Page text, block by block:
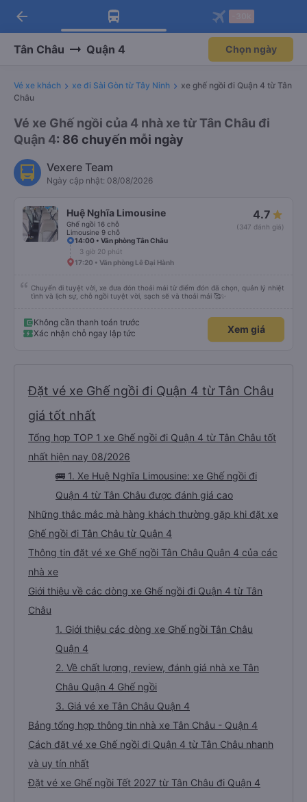
Tải app Vexere ngay!
Nhận ưu đãi thành viên độc
Mở app
Tải app Vexere
-30k/ghế khi đặt vé máy bay qua
Mở app
arrow_back
Tân Châu Quận 4 Chọn ngày
Vé xe khách xe đi Sài Gòn từ Tây Ninh
xe ghế ngồi đi Quận 4 từ Tân
Châu
Vé xe Ghế ngồi của 4 nhà xe từ Tân Châu đi
Quận 4: 86 chuyến mỗi ngày
Vexere Team
Ngày cập nhật: 08/08/2026
Huệ Nghĩa Limousine
Ghế ngồi 16 chỗ
Limousine 9 chỗ
4.7
(347 đánh giá)
14:00 • Văn phòng Tân Châu
3 giờ 20 phút
17:20 • Văn phòng Lê Đại Hành
Chuyến đi tuyệt vời, xe đưa đón thoải mái từ điểm đón đã chọn, quản lý nhiệt
tình và lịch sự, chỗ ngồi tuyệt vời, sạch sẽ và thoải mái 🥰✨
Không cần thanh toán trước
Xác nhận chỗ ngay lập tức
Xem giá
Đặt vé xe Ghế ngồi đi Quận 4 từ Tân Châu
giá tốt nhất
Tổng hợp TOP 1 xe Ghế ngồi đi Quận 4 từ Tân Châu tốt
nhất hiện nay 08/2026
🚌 1. Xe Huệ Nghĩa Limousine: xe Ghế ngồi đi
Quận 4 từ Tân Châu được đánh giá cao
Những thắc mắc mà hàng khách thường gặp khi đặt xe
Ghế ngồi đi Tân Châu từ Quận 4
Thông tin đặt vé xe Ghế ngồi Tân Châu Quận 4 của các
nhà xe
Giới thiệu về các dòng xe Ghế ngồi đi Quận 4 từ Tân
Châu
1. Giới thiệu các dòng xe Ghế ngồi Tân Châu
Quận 4
2. Về chất lượng, review, đánh giá nhà xe Tân
Châu Quận 4 Ghế ngồi
3. Giá vé xe Tân Châu Quận 4
Bảng tổng hợp thông tin nhà xe Tân Châu - Quận 4
Cách đặt vé xe Ghế ngồi đi Quận 4 từ Tân Châu nhanh
và uy tín nhất
Đặt vé xe Ghế ngồi Tết 2027 từ Tân Châu đi Quận 4